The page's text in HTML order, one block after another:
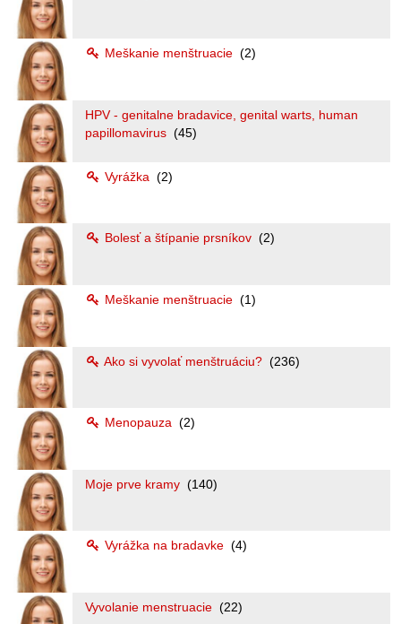
Meškanie menštruacie (2)
HPV - genitalne bradavice, genital warts, human
papillomavirus (45)
Vyrážka (2)
Bolesť a štípanie prsníkov (2)
Meškanie menštruacie (1)
Ako si vyvolať menštruáciu? (236)
Menopauza (2)
Moje prve kramy (140)
Vyrážka na bradavke (4)
Vyvolanie menstruacie (22)